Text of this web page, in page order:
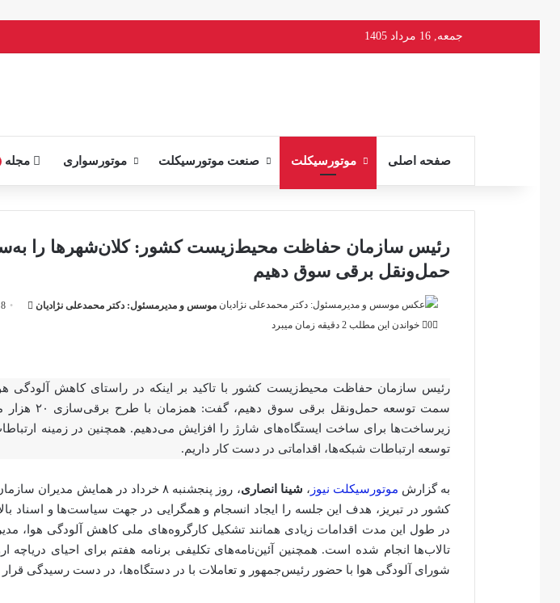
جمعه, 16 مرداد 1405
صفحه اصلی موتورسیکلت صنعت موتورسیکلت موتورسواری مجله
رئیس سازمان حفاظت محیط‌زیست کشور: کلان‌شهرها را
حمل‌ونقل برقی سوق دهیم
موسس و مدیرمسئول: دکتر محمدعلی نژادیان
ارسال8 خرداد 1404 23:16
0
خواندن این مطلب 2 دقیقه زمان میبرد
رئیس سازمان حفاظت محیط‌زیست کشور با تاکید بر اینکه در راستای کاهش آلودگی هوا
سمت توسعه حمل‌ونقل
زیرساخت‌ها برای ساخت ایستگاه‌های شارژ را افزایش می‌دهیم. همچنین در زمینه
توسعه ارتباطات شبکه‌ها، اقداماتی در دست کار داریم.
به گزارش موتورسیکلت نیوز ، شینا انصاری
، روز پنجشنبه ۸ خرداد در همایش
کشور در تبریز، هدف این جلسه را ایجاد انسجام و همگرایی در جهت سیاست‌ها و اسناد
در طول این مدت اقدامات زیادی همانند تشکیل کارگروه‌های ملی کاهش آلودگی هوا،
تالاب‌ها انجام شده‌ است. همچنین آئین‌نامه‌های تکلیفی برنامه هفتم برای احیای دریاچه
شورای آلودگی هوا با حضور رئیس‌جمهور و تعاملات با در دستگاه‌ها، در دست رسیدگی قرار